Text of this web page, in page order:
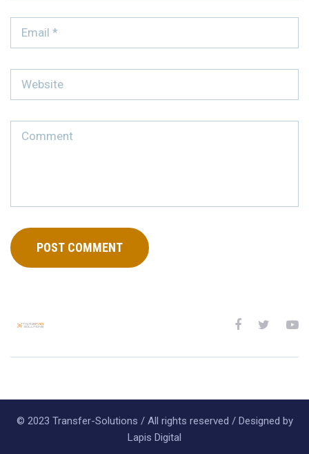
© 2023 Transfer-Solutions / All rights reserved / Designed by
Lapis Digital